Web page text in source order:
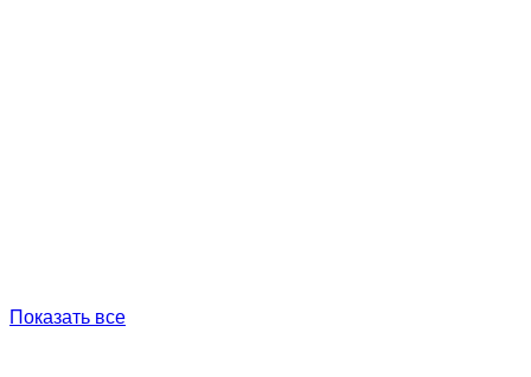
Показать все